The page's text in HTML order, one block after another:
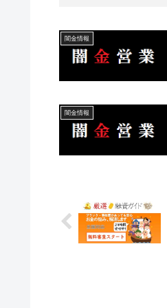
闇金情報
闇金情報